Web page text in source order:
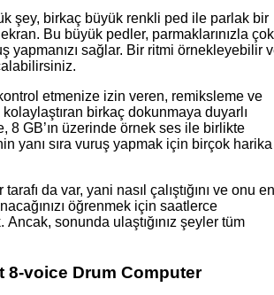
şey, birkaç büyük renkli ped ile parlak bir
Bu büyük pedler, parmaklarınızla çok
yapmanızı sağlar. Bir ritmi örnekleyebilir
etmenize izin veren, remiksleme ve
birkaç dokunmaya duyarlı
8 GB’ın üzerinde örnek ses ile birlikte
yanı sıra vuruş yapmak için birçok harika
da var, yani nasıl çalıştığını ve onu
öğrenmek için saatlerce
Ancak, sonunda ulaştığınız şeyler tüm
8-voice Drum Computer